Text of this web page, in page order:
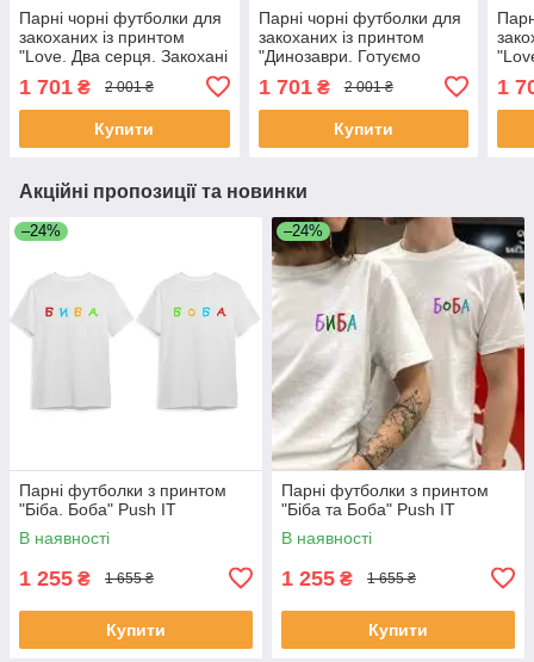
Парні чорні футболки для
закоханих із принтом
"Love. Два серця. Закохані
1 701 ₴ 2 001 ₴
Купити
Парні чорні футболки для
закоханих із принтом
"Динозаври. Готуємо
1 701₴ 2 001 ₴
Купити
1
Акційні пропозиції та новинки
–24%
Парні футболки з принтом
"Біба. Боба" Push IT
В наявності
1 255 ₴ 1 655 ₴
Купити
–24%
Парні футболки з принтом
"Біба та Боба" Push IT
В наявності
1 255 ₴ 1 655 ₴
Купити